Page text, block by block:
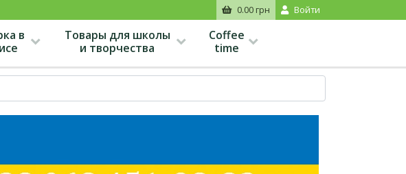
0.00 грн Войти
в
Товары для школы
и творчества
Coffee
time